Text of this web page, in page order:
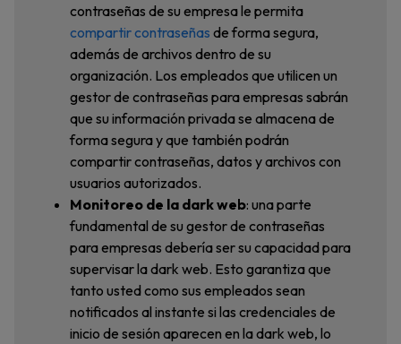
contraseñas de su empresa le permita
compartir contraseñas de forma segura,
además de archivos dentro de su
organización. Los empleados que utilicen un
gestor de contraseñas para empresas sabrán
que su información privada se almacena de
forma segura y que también podrán
compartir contraseñas, datos y archivos con
usuarios autorizados.
Monitoreo de la dark web: una parte
fundamental de su gestor de contraseñas
para empresas debería ser su capacidad para
supervisar la dark web. Esto garantiza que
tanto usted como sus empleados sean
notificados al instante si las credenciales de
inicio de sesión aparecen en la dark web, lo